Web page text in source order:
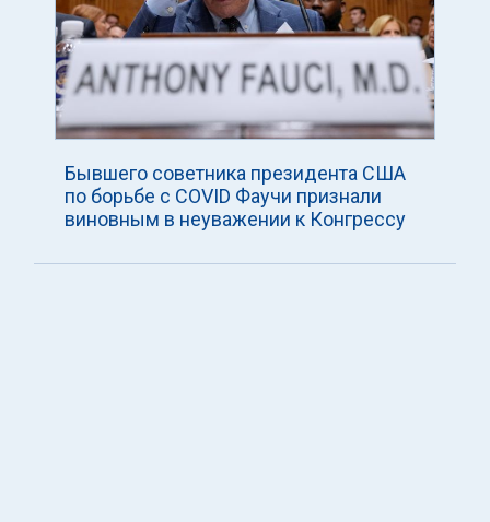
Бывшего советника президента США
по борьбе с COVID Фаучи признали
виновным в неуважении к Конгрессу